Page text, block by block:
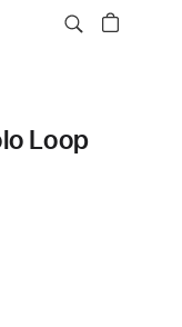
Loop